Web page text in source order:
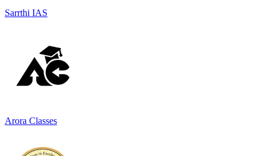
Sarrthi IAS
Arora Classes